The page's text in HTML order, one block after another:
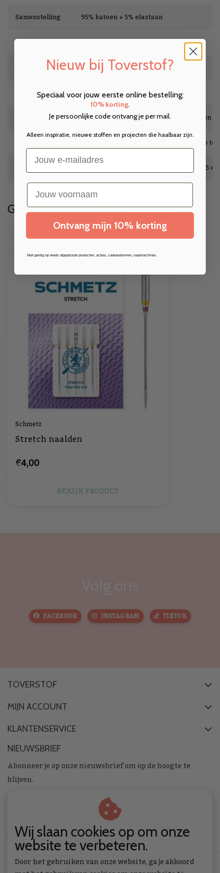
Samenstelling
95% katoen + 5% elastaan
Gewicht
Stofbreedte
145 cm
Naaldadvies
stretch
Wasvoorschrift
wassen op 30°, niet in de droger, strijken
Was de stof vooraf om eventuele krimp te
Knippen
1 eenheid = 10 cm dus wil je 50 cm, kies
Gerelateerde producten
Schmetz
Stretch naalden
€4,00
BEKIJK PRODUCT
FACEBOOK INSTAGRAM TIKTOK
TOVERSTOF
MIJN ACCOUNT
KLANTENSERVICE
NIEUWSBRIEF
Abonneer je op onze nieuwsbrief om op de hoogte te
blijven.
ABONNEER
Wij slaan cookies op om onze
website te verbeteren.
Door het gebruiken van onze website, ga je akkoord
Nieuw bij Toverstof?
Speciaal voor jouw eerste online bestelling:
10% korting.
Je persoonlijke code ontvang je per mail.
Alleen inspiratie, nieuwe stoffen en projecten die haalbaar zijn.
Email
voornaam
Ontvang mijn 10% korting
Niet geldig op reeds afgeprijsde producten, acties, cadeaubonnen, naaimachines.